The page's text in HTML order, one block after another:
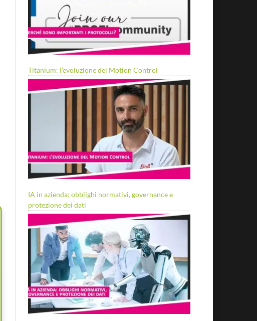
Titanium: l’evoluzione del Motion Control
IA in azienda: obblighi normativi, governance e
protezione dei dati